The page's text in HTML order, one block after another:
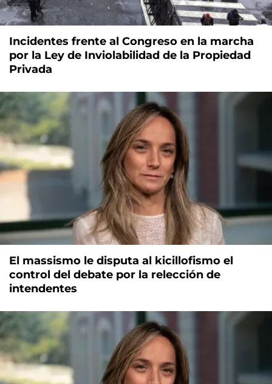
Incidentes frente al Congreso en la marcha
por la Ley de Inviolabilidad de la Propiedad
Privada
El massismo le disputa al kicillofismo el
control del debate por la relección de
intendentes